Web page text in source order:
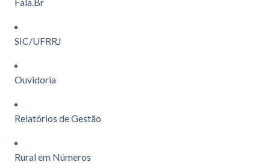
SIC/UFRRJ
Ouvidoria
Relatórios de Gestão
Rural em Números